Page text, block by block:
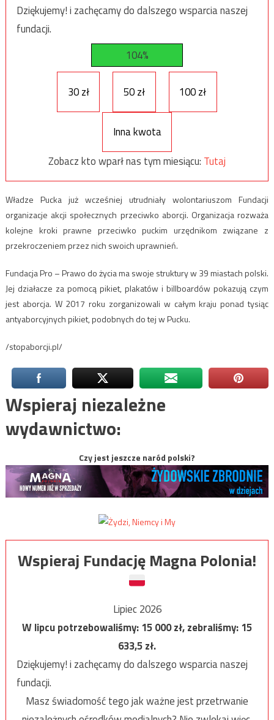
Dziękujemy! i zachęcamy do dalszego wsparcia naszej
fundacji.
104%
30 zł 50 zł 100 zł
Inna kwota
Zobacz kto wparł nas tym miesiącu: Tutaj
Władze Pucka już wcześniej utrudniały wolontariuszom Fundacji
organizacje akcji społecznych przeciwko aborcji. Organizacja rozważa
kolejne kroki prawne przeciwko puckim urzędnikom związane z
przekroczeniem przez nich swoich uprawnień.
Fundacja Pro – Prawo do życia ma swoje struktury w 39 miastach polski.
Jej działacze za pomocą pikiet, plakatów i billboardów pokazują czym
jest aborcja. W 2017 roku zorganizowali w całym kraju ponad tysiąc
antyaborcyjnych pikiet, podobnych do tej w Pucku.
/stopaborcji.pl/
Wspieraj niezależne
wydawnictwo:
Czy jest jeszcze naród polski?
Wspieraj Fundację Magna Polonia!
Lipiec 2026
W lipcu potrzebowaliśmy:15 000zł, zebraliśmy:15
633,5zł.
Dziękujemy! i zachęcamy do dalszego wsparcia naszej
fundacji.
Masz świadomość tego jak ważne jest przetrwanie